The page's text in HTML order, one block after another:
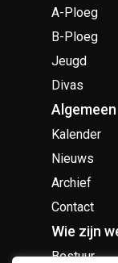
A-Ploeg
B-Ploeg
Jeugd
Divas
Algemeen
Kalender
Nieuws
Archief
Contact
Wie zijn
Bestuur